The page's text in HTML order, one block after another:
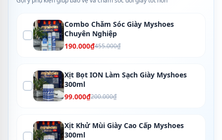
Combo Chăm Sóc Giày Myshoes
Chuyên Nghiệp
190.000₫455.000₫
Xịt Bọt ION Làm Sạch Giày Myshoes
300ml
99.000₫200.000₫
Xịt Khử Mùi Giày Cao Cấp Myshoes
300ml